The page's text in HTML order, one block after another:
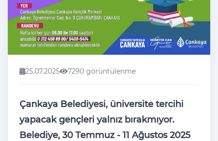
25.07.2025 7290 görüntülenme
Çankaya Belediyesi, üniversite tercihi
yapacak gençleri yalnız bırakmıyor.
Belediye, 30 Temmuz - 11 Ağustos 2025